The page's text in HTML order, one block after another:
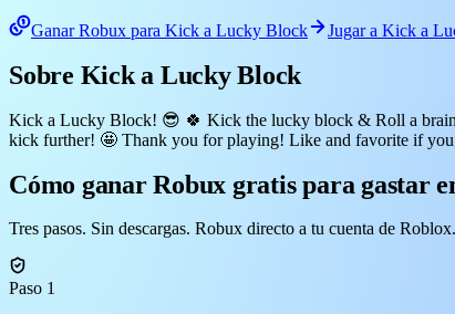
Ganar Robux para Kick a Lucky Block Jugar a Kick a
Sobre Kick a Lucky Block
Kick a Lucky Block! 😎 🍀 Kick the lucky block & Roll a
kick further! 🤩 Thank you for playing! Like and favorite if
Cómo ganar Robux gratis para gastar
Tres pasos. Sin descargas. Robux directo a tu cuenta de Roblox.
Paso 1